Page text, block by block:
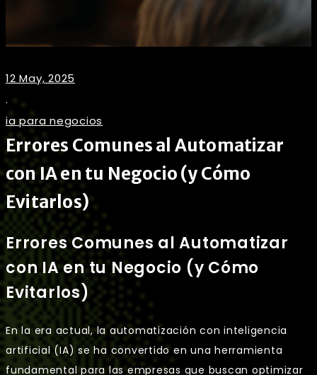
12 May, 2025
.
ia para negocios
Errores Comunes al Automatizar
con IA en tu Negocio (y Cómo
Evitarlos)
Errores Comunes al Automatizar
con IA en tu Negocio (y Cómo
Evitarlos)
En la era actual, la automatización con inteligencia
artificial (IA) se ha convertido en una herramienta
fundamental para las empresas que buscan optimizar